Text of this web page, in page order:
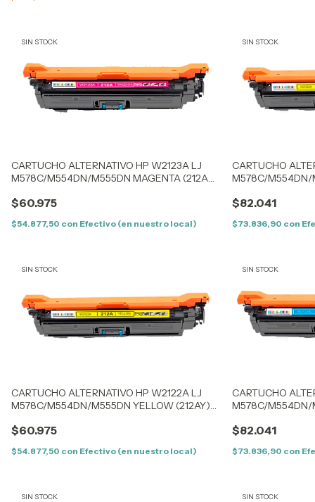
SIN STOCK
CARTUCHO ALTERNATIVO HP W2123A LJ
M578C/M554DN/M555DN MAGENTA (212AM)
$60.975
$54.877,50 con Efectivo (en nuestro local)
SIN STOCK
CARTUCHO
M578C/M554DN/
$82.041
$73.836,90 con
SIN STOCK
CARTUCHO ALTERNATIVO HP W2122A LJ
M578C/M554DN/M555DN YELLOW (212AY)
$60.975
$54.877,50 con Efectivo (en nuestro local)
SIN STOCK
CARTUCHO
M578C/M554DN/
$82.041
$73.836,90 con
SIN STOCK SIN STOCK